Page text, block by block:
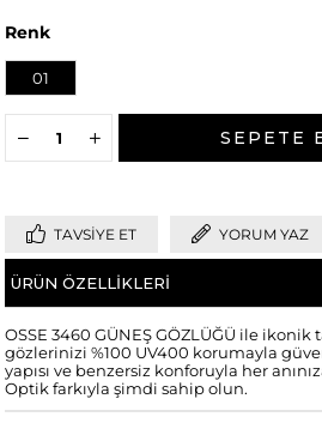
Renk
01
TAVSIYE ET YORUM YAZ
ÜRÜN ÖZELLIKLERI
OSSE 3460 GÜNEŞ GÖZLÜĞÜ ile ikonik
gözlerinizi %100 UV400 korumayla
yapısı ve benzersiz konforuyla her
Optik farkıyla şimdi sahip olun.